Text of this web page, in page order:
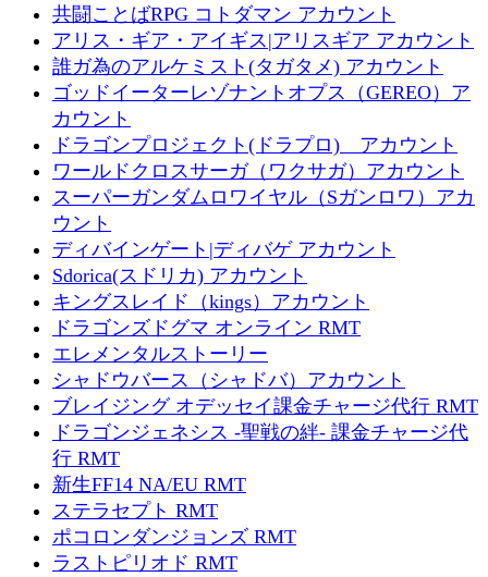
共闘ことばRPG コトダマン アカウント
アリス・ギア・アイギス|アリスギア アカウント
誰ガ為のアルケミスト(タガタメ) アカウント
ゴッドイーターレゾナントオプス（GEREO）ア
カウント
ドラゴンプロジェクト(ドラプロ) アカウント
ワールドクロスサーガ（ワクサガ）アカウント
スーパーガンダムロワイヤル（Sガンロワ）アカ
ウント
ディバインゲート|ディバゲ アカウント
Sdorica(スドリカ) アカウント
キングスレイド（kings）アカウント
ドラゴンズドグマ オンライン RMT
エレメンタルストーリー
シャドウバース（シャドバ）アカウント
ブレイジング オデッセイ課金チャージ代行 RMT
ドラゴンジェネシス -聖戦の絆- 課金チャージ代
行 RMT
新生FF14 NA/EU RMT
ステラセプト RMT
ポコロンダンジョンズ RMT
ラストピリオド RMT